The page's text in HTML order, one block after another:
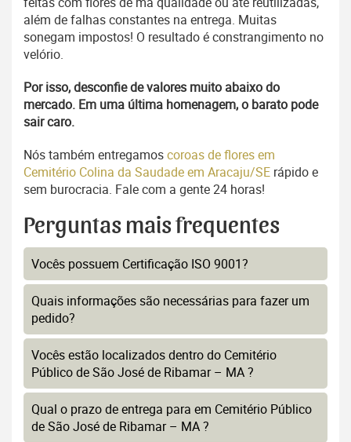
além de falhas constantes na entrega. Muitas
sonegam impostos! O resultado é constrangimento no
velório.
Por isso, desconfie de valores muito abaixo do
mercado. Em uma última homenagem, o barato pode
sair caro.
Nós também entregamoscoroas de flores em
Cemitério Colina da Saudade em Aracaju/SE rápido e
sem burocracia. Fale com a gente 24 horas!
Perguntas mais frequentes
Vocês possuem Certificação ISO 9001?
Quais informações são necessárias para fazer um
pedido?
Vocês estão localizados dentro do Cemitério
Público de São José de Ribamar – MA ?
Qual o prazo de entrega para em Cemitério Público
de São José de Ribamar – MA ?